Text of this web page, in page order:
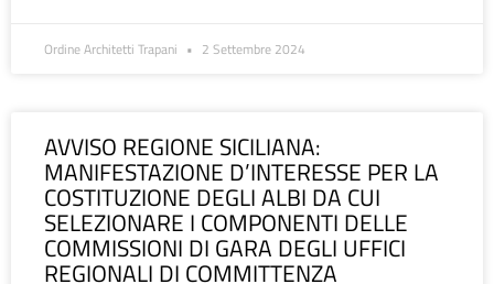
Ordine Architetti Trapani 2 Settembre 2024
AVVISO REGIONE SICILIANA:
MANIFESTAZIONE D’INTERESSE PER LA
COSTITUZIONE DEGLI ALBI DA CUI
SELEZIONARE I COMPONENTI DELLE
COMMISSIONI DI GARA DEGLI UFFICI
REGIONALI DI COMMITTENZA